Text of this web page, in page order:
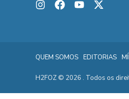
QUEM SOMOS EDITORIAS
H2FOZ © 2026 . Todos os